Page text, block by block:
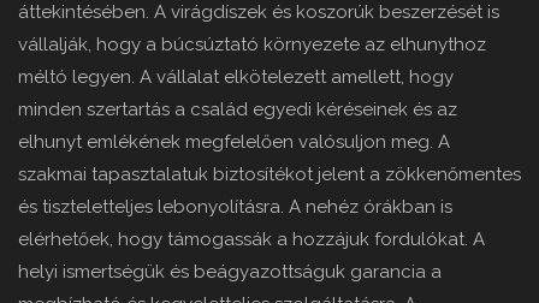
áttekintésében. A virágdíszek és koszorúk beszerzését is
vállalják, hogy a búcsúztató környezete az elhunythoz
méltó legyen. A vállalat elkötelezett amellett, hogy
minden szertartás a család egyedi kéréseinek és az
elhunyt emlékének megfelelően valósuljon meg. A
szakmai tapasztalatuk biztosítékot jelent a zökkenőmentes
és tiszteletteljes lebonyolításra. A nehéz órákban is
elérhetőek, hogy támogassák a hozzájuk fordulókat. A
helyi ismertségük és beágyazottságuk garancia a